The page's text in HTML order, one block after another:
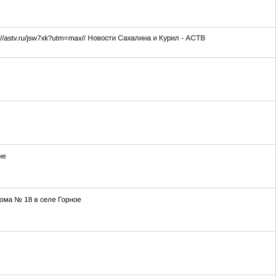
jsw7xk?utm=max// Новости Сахалина и Курил - АСТВ
№ 18 в селе Горное